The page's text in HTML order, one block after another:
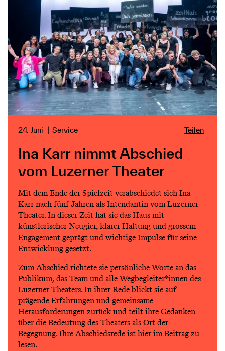
24. Juni Service Teilen
Ina Karr nimmt Abschied
vom Luzerner Theater
Mit dem Ende der Spielzeit verabschiedet sich Ina
Karr nach fünf Jahren als Intendantin vom Luzerner
Theater. In dieser Zeit hat sie das Haus mit
künstlerischer Neugier, klarer Haltung und grossem
Engagement geprägt und wichtige Impulse für seine
Entwicklung gesetzt.
Zum Abschied richtete sie persönliche Worte an das
Publikum, das Team und alle Wegbegleiter*innen des
Luzerner Theaters. In ihrer Rede blickt sie auf
prägende Erfahrungen und gemeinsame
Herausforderungen zurück und teilt ihre Gedanken
über die Bedeutung des Theaters als Ort der
Begegnung. Ihre Abschiedsrede ist hier im Beitrag zu
lesen.